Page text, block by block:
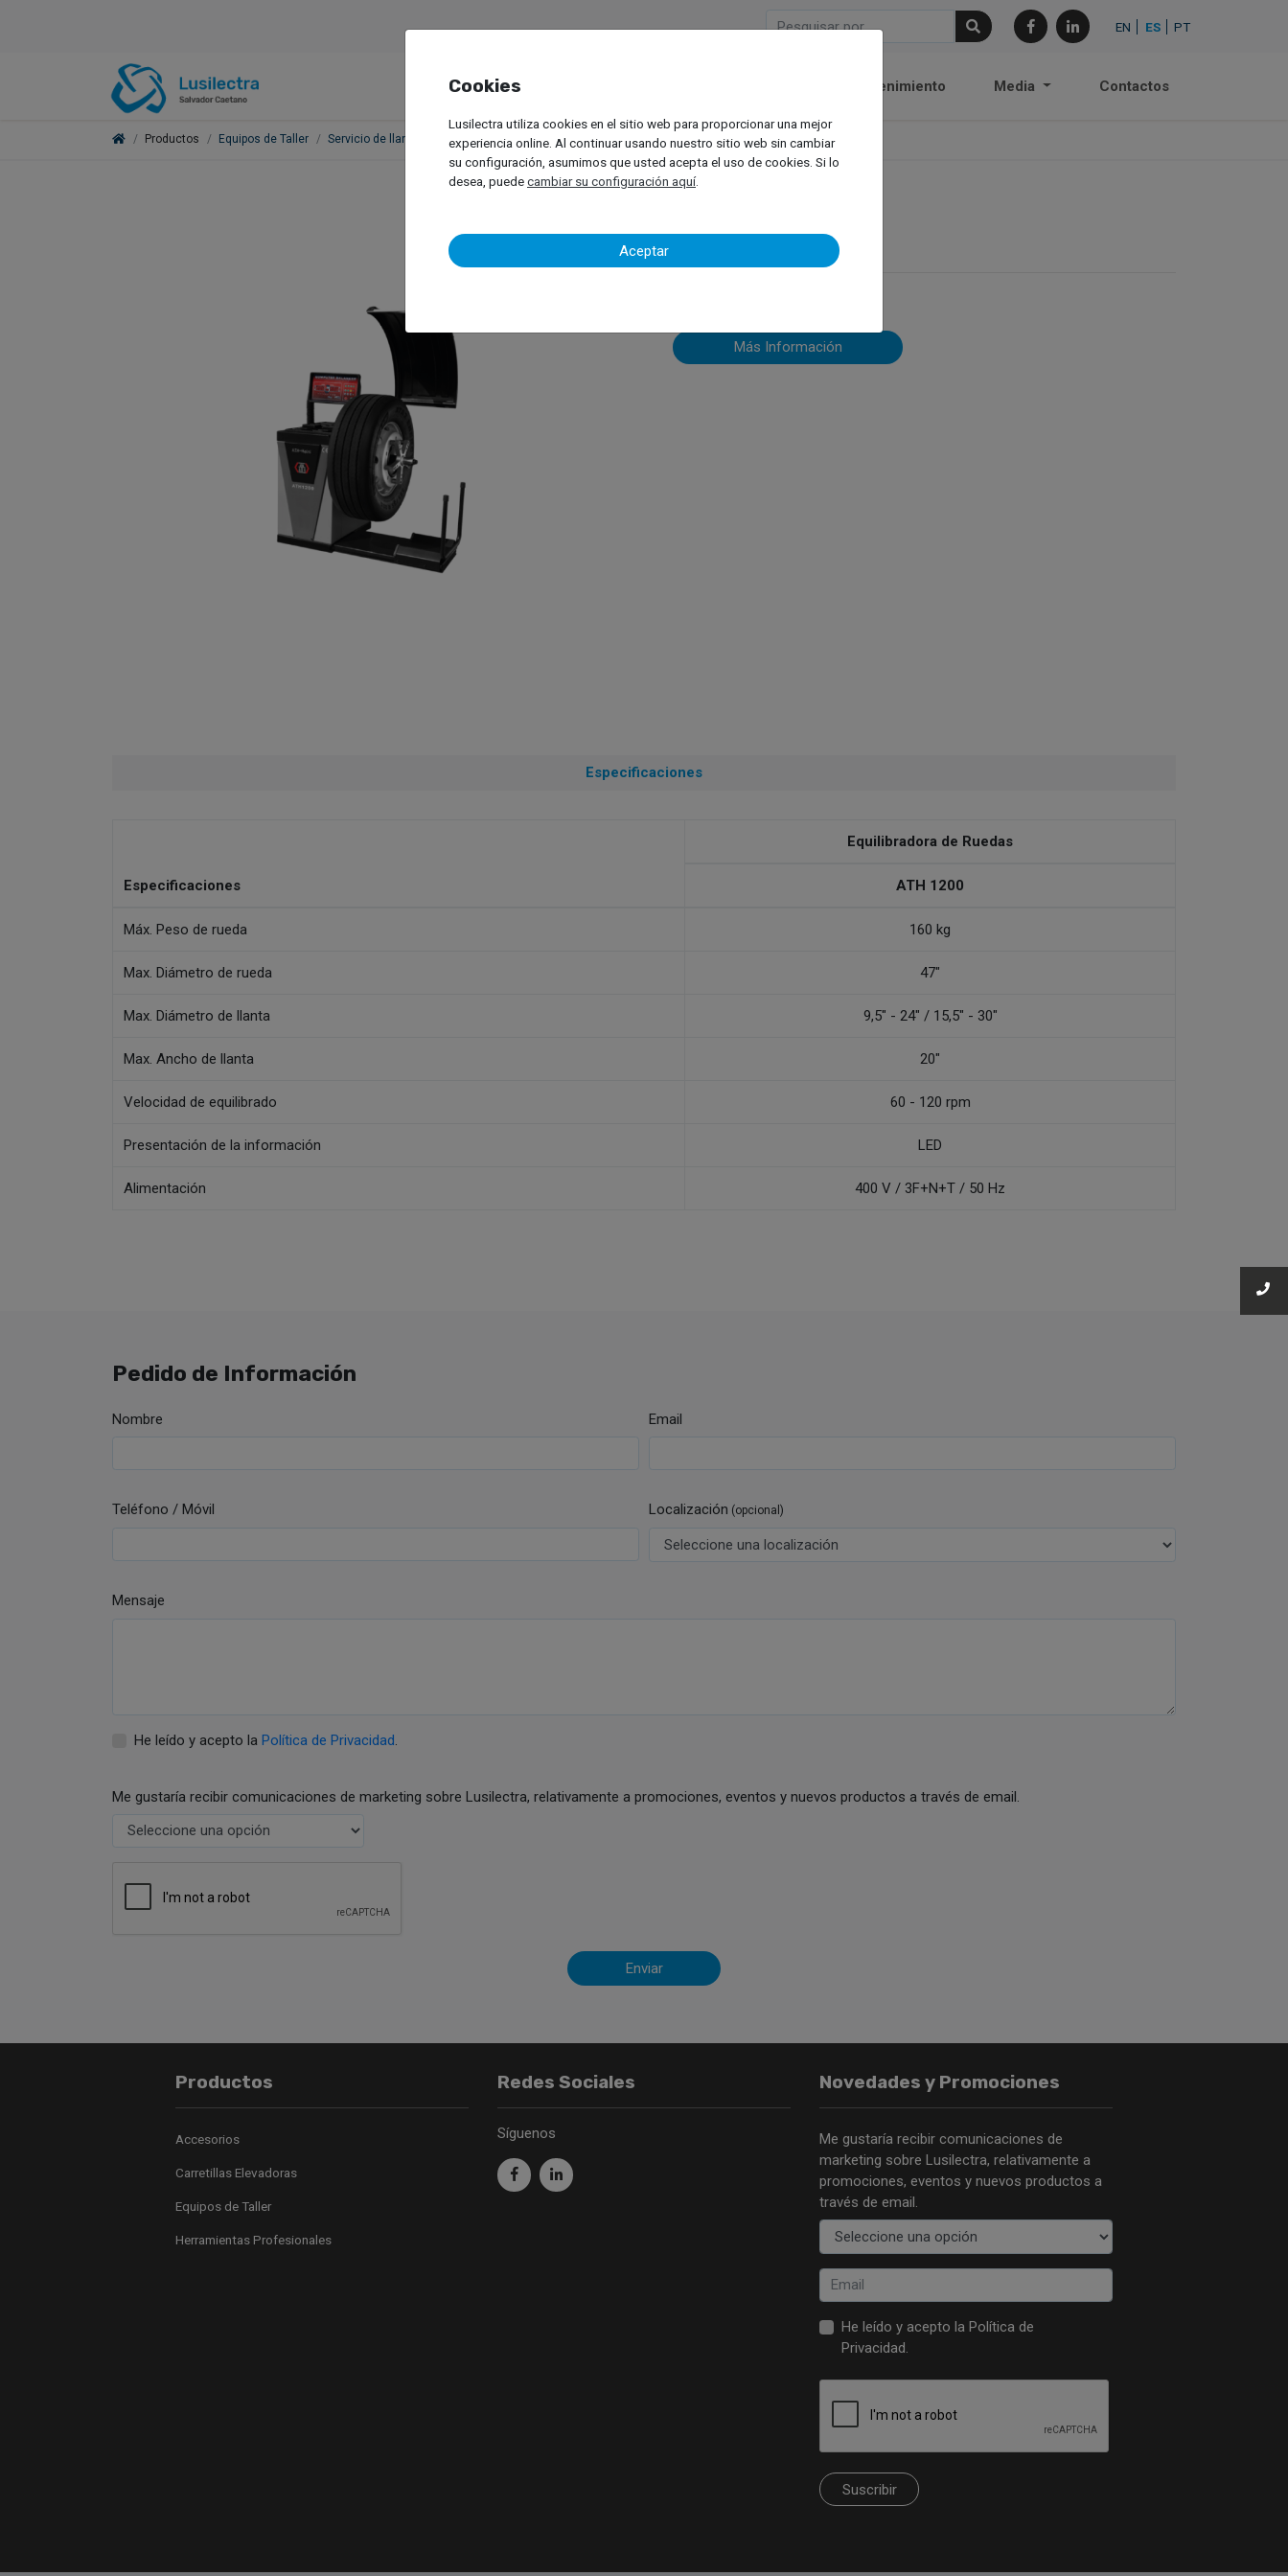
EN ES PT
Mantenimiento Media Contactos
Productos Equipos de Taller Servicio de llantas Vehículos Pesados Equilibradora de Ruedas ATH 1200
ATH 1200
Más Información
Especificaciones
Especificaciones
Equilibradora de Ruedas
ATH 1200
Máx. Peso de rueda 160 kg
Max. Diámetro de rueda 47"
Max. Diámetro de llanta 9,5" - 24" / 15,5" - 30"
Max. Ancho de llanta 20"
Velocidad de equilibrado 60 - 120 rpm
Presentación de la información LED
Alimentación 400 V / 3F+N+T / 50 Hz
Pedido de Información
Nombre Email
Teléfono / Móvil Localización (opcional)
Mensaje
He leído y acepto la Política de Privacidad.
Me gustaría recibir comunicaciones de marketing sobre Lusilectra, relativamente a promociones, eventos y nuevos productos a través de email.
Enviar
Productos
Accesorios
Carretillas Elevadoras
Equipos de Taller
Herramientas Profesionales
Redes Sociales
Síguenos
Novedades y Promociones
Me gustaría recibir comunicaciones de
marketing sobre Lusilectra, relativamente a
promociones, eventos y nuevos productos a
través de email.
He leído y acepto la Política de
Privacidad.
Suscribir
Cookies
Lusilectra utiliza cookies en el sitio web para proporcionar una mejor
experiencia online. Al continuar usando nuestro sitio web sin cambiar
su configuración, asumimos que usted acepta el uso de cookies. Si lo
desea, puedecambiar su configuración aquí.
Aceptar